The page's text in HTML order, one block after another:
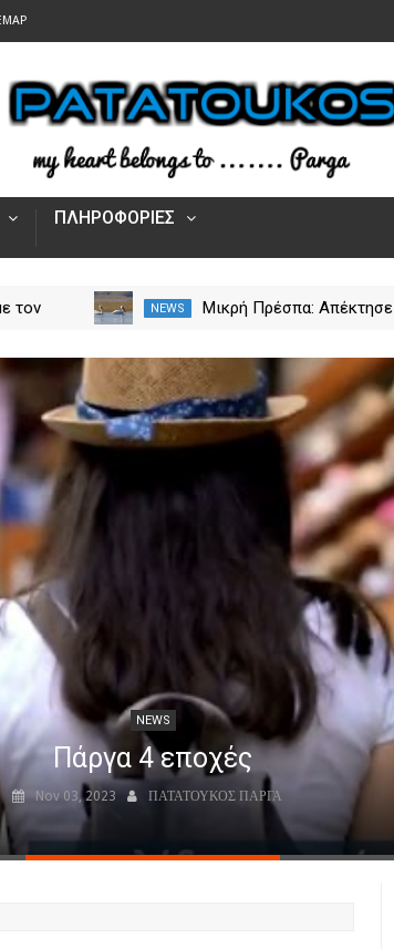
ΠΛΗΡΟΦΟΡΙΕΣ
NEWS
Κυριάκης "Σύμβαση με τον
χρηματοδότηση της
λειτουργίας του"
NEWS
- Πάργα - Парга (Αφήγηση)
Mar 29, 2024 ΠΑΤΑΤΟΥΚΟΣ ΠΑΡΓΑ